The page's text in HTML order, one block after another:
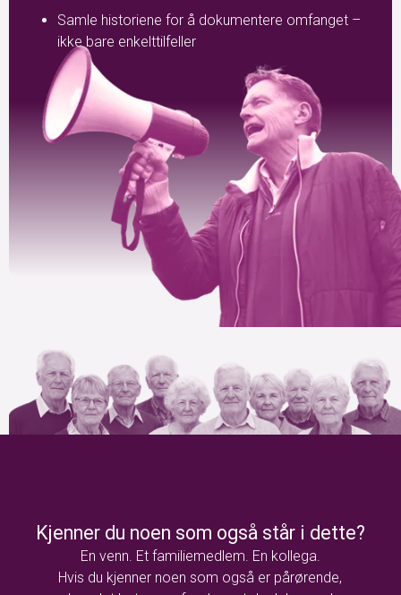
Samle historiene for å dokumentere omfanget –
ikke bare enkelttilfeller
Kjenner du noen som også står i dette?
En venn. Et familiemedlem. En kollega.
Hvis du kjenner noen som også er pårørende,